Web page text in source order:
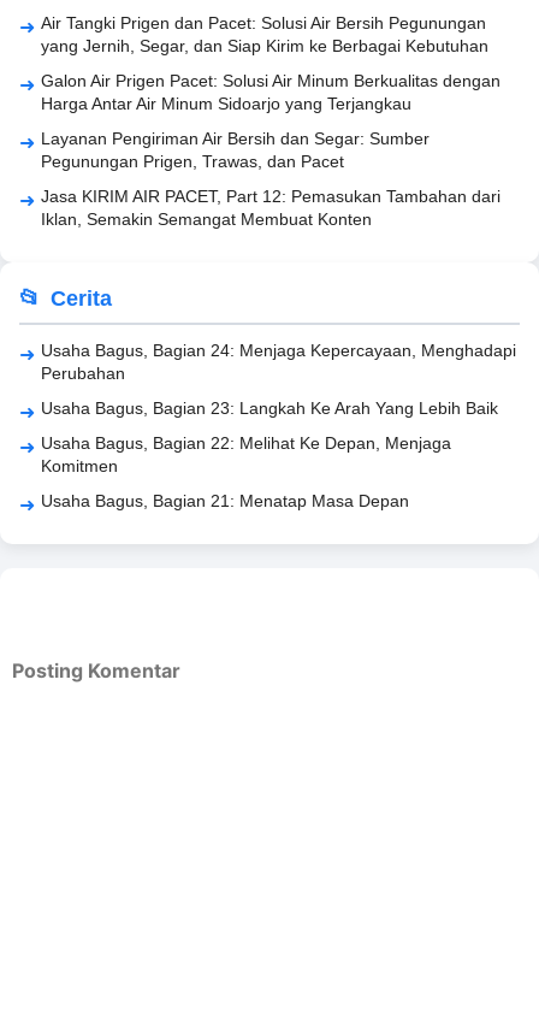
Air Tangki Prigen dan Pacet: Solusi Air Bersih Pegunungan
yang Jernih, Segar, dan Siap Kirim ke Berbagai Kebutuhan
Galon Air Prigen Pacet: Solusi Air Minum Berkualitas dengan
Harga Antar Air Minum Sidoarjo yang Terjangkau
Layanan Pengiriman Air Bersih dan Segar: Sumber
Pegunungan Prigen, Trawas, dan Pacet
Jasa KIRIM AIR PACET, Part 12: Pemasukan Tambahan dari
Iklan, Semakin Semangat Membuat Konten
Cerita
Usaha Bagus, Bagian 24: Menjaga Kepercayaan, Menghadapi
Perubahan
Usaha Bagus, Bagian 23: Langkah Ke Arah Yang Lebih Baik
Usaha Bagus, Bagian 22: Melihat Ke Depan, Menjaga
Komitmen
Usaha Bagus, Bagian 21: Menatap Masa Depan
Posting Komentar